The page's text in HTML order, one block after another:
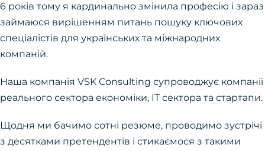
6 років тому я кардинально змінила професію і зараз
займаюся вирішенням питань пошуку ключових
спеціалістів для українських та міжнародних
компаній.
Наша компанія VSK Consulting супроводжує компанії
реального сектора економіки, ІТ сектора та стартапи.
Щодня ми бачимо сотні резюме, проводимо зустрічі
з десятками претендентів і стикаємося з такими